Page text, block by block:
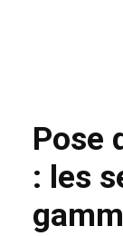
Pose
: les